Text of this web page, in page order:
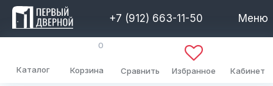
+7 (912) 663-11-50 Меню
Каталог
0
Корзина Сравнить Избранное Кабинет